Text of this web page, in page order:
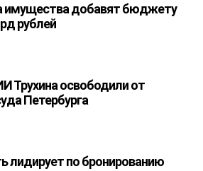
имущества добавят бюджету
рублей
Трухина освободили от
Петербурга
лидирует по бронированию